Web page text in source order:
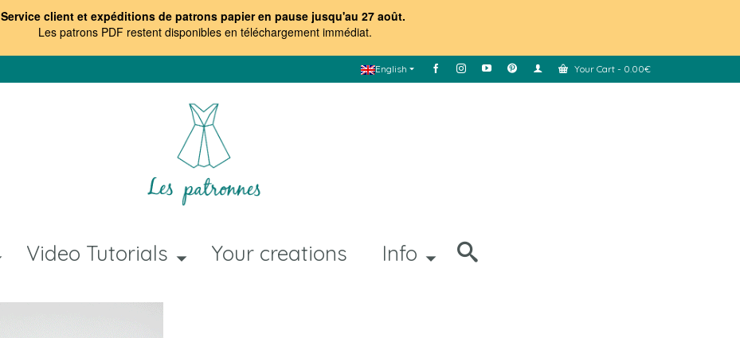
Service client et expéditions de patrons papier en pause jusqu'au 27 août.
Les patrons PDF restent disponibles en téléchargement immédiat.
English Your Cart - 0.00€
Video Tutorials Your creations Info